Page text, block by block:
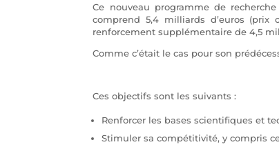
Ce nouveau programme de
comprend 5,4 milliards d’euros (prix
renforcement supplémentaire de 4,5
Comme c’était le cas pour son
Ces objectifs sont les suivants :
Renforcer les bases scientifiques et
Stimuler sa compétitivité, y compris